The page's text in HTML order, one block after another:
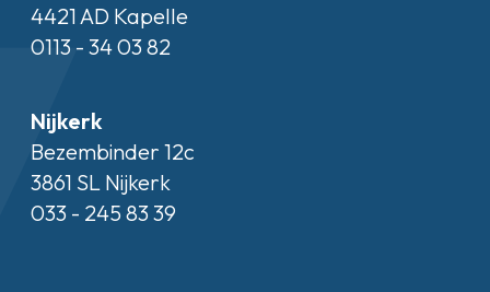
4421 AD Kapelle
0113 - 34 03 82
Nijkerk
Bezembinder 12c
3861 SL Nijkerk
033 - 245 83 39